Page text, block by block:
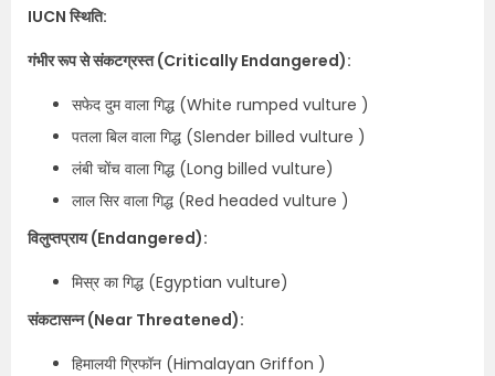
IUCN स्थिति:
गंभीर रूप से संकटग्रस्त (Critically Endangered):
सफेद दुम वाला गिद्ध (White rumped vulture )
पतला बिल वाला गिद्ध (Slender billed vulture )
लंबी चोंच वाला गिद्ध (Long billed vulture)
लाल सिर वाला गिद्ध (Red headed vulture )
विलुप्तप्राय (Endangered):
मिस्र का गिद्ध (Egyptian vulture)
संकटासन्न (Near Threatened):
हिमालयी ग्रिफॉन (Himalayan Griffon )